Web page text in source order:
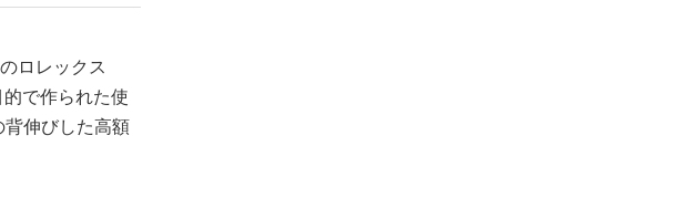
ロレックス
で作られた使
伸びした高額